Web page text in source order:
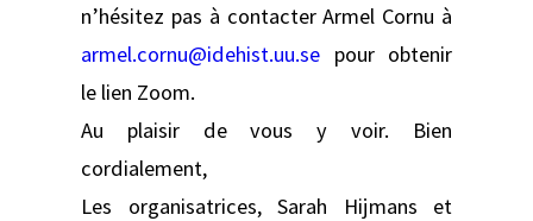
n’hésitez pas à contacter Armel Cornu à
armel.cornu@idehist.uu.se pour obtenir
le lien Zoom.
Au plaisir de vous y voir. Bien
cordialement,
Les organisatrices, Sarah Hijmans et